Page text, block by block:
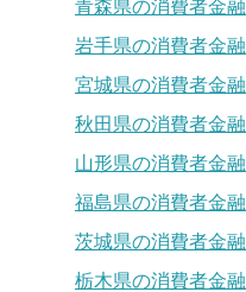
青森県の消費者金融
岩手県の消費者金融
宮城県の消費者金融
秋田県の消費者金融
山形県の消費者金融
福島県の消費者金融
茨城県の消費者金融
栃木県の消費者金融